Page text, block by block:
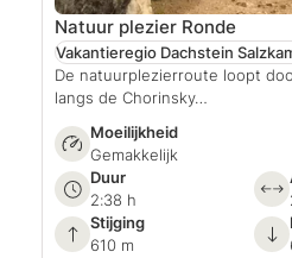
Natuur plezier Ronde
De natuurplezierroute loopt
langs de Chorinsky…
Moeilijkheid
Gemakkelijk
Duur
2:38 h
Stijging
610 m